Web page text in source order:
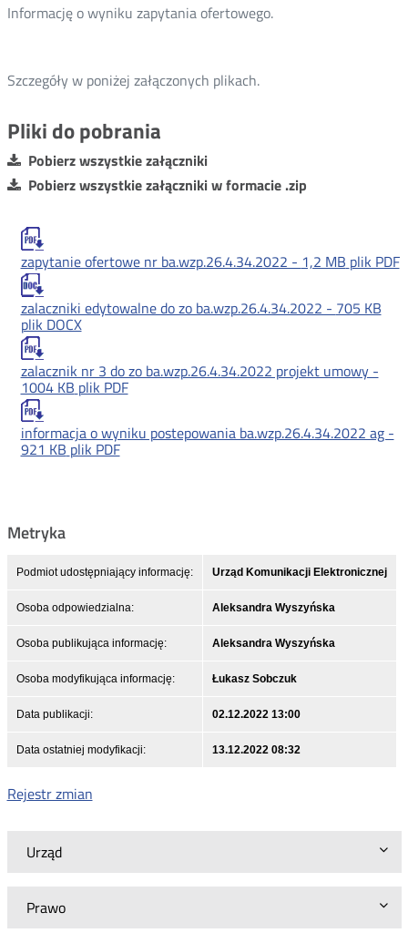
Urząd
Prawo
Informację o wyniku zapytania ofertowego.
Szczegóły w poniżej załączonych plikach.
Pliki do pobrania
Pobierz wszystkie załączniki
Pobierz wszystkie załączniki w formacie .zip
zapytanie ofertowe nr ba.wzp.26.4.34.2022 - 1,2 MB plik PDF
zalaczniki edytowalne do zo ba.wzp.26.4.34.2022 - 705 KB
plik DOCX
zalacznik nr 3 do zo ba.wzp.26.4.34.2022 projekt umowy -
1004 KB plik PDF
informacja o wyniku postepowania ba.wzp.26.4.34.2022 ag -
921 KB plik PDF
Metryka
Podmiot udostępniający informację: Urząd Komunikacji Elektronicznej
Osoba odpowiedzialna: Aleksandra Wyszyńska
Osoba publikująca informację: Aleksandra Wyszyńska
Osoba modyfikująca informację: Łukasz Sobczuk
Data publikacji: 02.12.2022 13:00
Data ostatniej modyfikacji: 13.12.2022 08:32
Rejestr zmian